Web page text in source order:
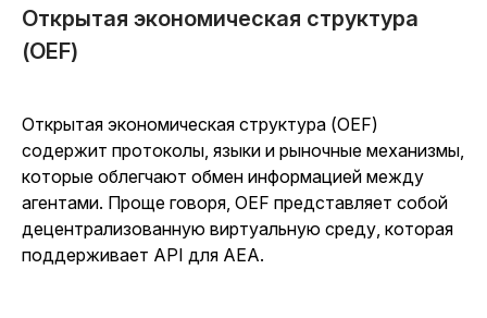
Открытая экономическая структура
(OEF)
Открытая экономическая структура (OEF)
содержит протоколы, языки и рыночные механизмы,
которые облегчают обмен информацией между
агентами. Проще говоря, OEF представляет собой
децентрализованную виртуальную среду, которая
поддерживает API для AEA.